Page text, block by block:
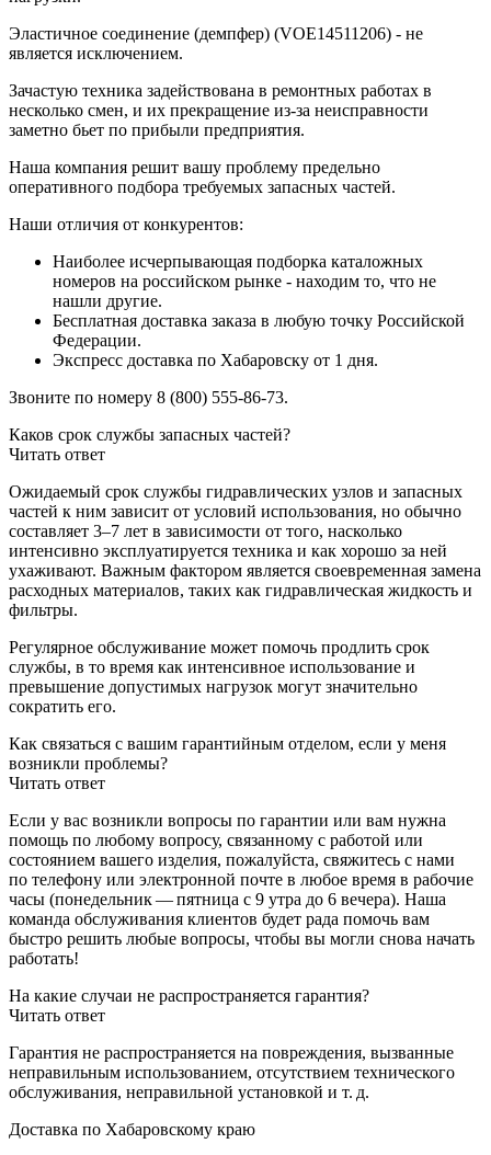
Эластичное соединение (демпфер) (VOE14511206) - не
является исключением.
Зачастую техника задействована в ремонтных работах в
несколько смен, и их прекращение из-за неисправности
заметно бьет по прибыли предприятия.
Наша компания решит вашу проблему предельно
оперативного подбора требуемых запасных частей.
Наши отличия от конкурентов:
Наиболее исчерпывающая подборка каталожных
номеров на российском рынке - находим то, что не
нашли другие.
Бесплатная доставка заказа в любую точку Российской
Федерации.
Экспресс доставка по Хабаровску от 1 дня.
Звоните по номеру 8 (800) 555-86-73.
Каков срок службы запасных частей?
Читать ответ
Ожидаемый срок службы гидравлических узлов и запасных
частей к ним зависит от условий использования, но обычно
составляет 3–7 лет в зависимости от того, насколько
интенсивно эксплуатируется техника и как хорошо за ней
ухаживают. Важным фактором является своевременная замена
расходных материалов, таких как гидравлическая жидкость и
фильтры.
Регулярное обслуживание может помочь продлить срок
службы, в то время как интенсивное использование и
превышение допустимых нагрузок могут значительно
сократить его.
Как связаться с вашим гарантийным отделом, если у меня
возникли проблемы?
Читать ответ
Если у вас возникли вопросы по гарантии или вам нужна
помощь по любому вопросу, связанному с работой или
состоянием вашего изделия, пожалуйста, свяжитесь с нами
по телефону или электронной почте в любое время в рабочие
часы (понедельник — пятница с 9 утра до 6 вечера). Наша
команда обслуживания клиентов будет рада помочь вам
быстро решить любые вопросы, чтобы вы могли снова начать
работать!
На какие случаи не распространяется гарантия?
Читать ответ
Гарантия не распространяется на повреждения, вызванные
неправильным использованием, отсутствием технического
обслуживания, неправильной установкой и т. д.
Доставка по Хабаровскому краю